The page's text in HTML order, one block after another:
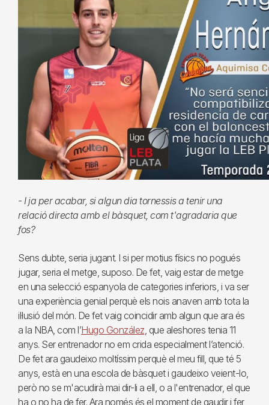
- I ja per acabar, si algun dia tornessis a tenir una
relació directa amb el bàsquet, com t'agradaria que
fos?
Sens dubte, seria jugant. I si per motius físics no pogués
jugar, seria el metge, suposo. De fet, vaig estar de metge
en una selecció espanyola de categories inferiors, i va ser
una experiència genial perquè els nois anaven amb tota la
il·lusió del món. De fet vaig coincidir amb algun que ara és
a la NBA, com l’Hugo González , que aleshores tenia 11
anys. Ser entrenador no em crida especialment l’atenció.
De fet ara gaudeixo moltíssim perquè el meu fill, que té 5
anys, està en una escola de bàsquet i gaudeixo veient-lo,
però no se m'acudirà mai dir-li a ell, o a l'entrenador, el que
ha o no ha de fer. Ara només és el moment de gaudir i fer